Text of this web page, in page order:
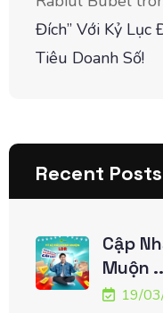
Đích” Với Kỷ Lục
Tiêu Doanh Số!
Recent Posts
Cập
Muộn
19/